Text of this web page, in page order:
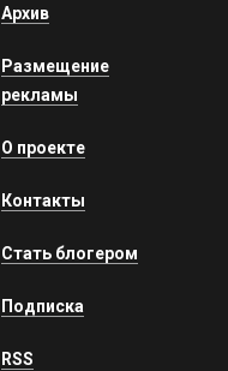
Архив
Размещение
рекламы
О проекте
Контакты
Стать блогером
Подписка
RSS